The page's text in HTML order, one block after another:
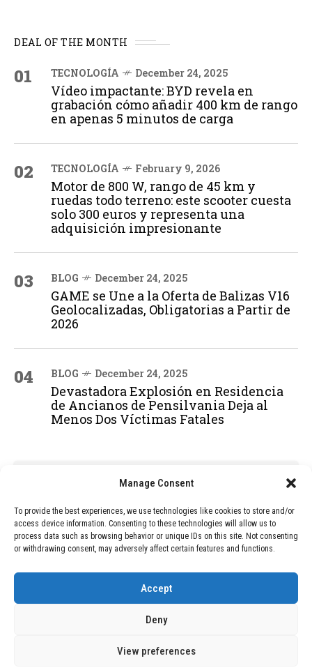
Manage Consent
To provide the best experiences, we use technologies like cookies to store and/or
access device information. Consenting to these technologies will allow us to
process data such as browsing behavior or unique IDs on this site. Not consenting
or withdrawing consent, may adversely affect certain features and functions.
Accept
Deny
View preferences
DEAL OF THE MONTH
01 TECNOLOGÍA December 24, 2025
Vídeo impactante: BYD revela en
grabación cómo añadir 400 km de rango
en apenas 5 minutos de carga
02 TECNOLOGÍA February 9, 2026
Motor de 800 W, rango de 45 km y
ruedas todo terreno: este scooter cuesta
solo 300 euros y representa una
adquisición impresionante
03 BLOG December 24, 2025
GAME se Une a la Oferta de Balizas V16
Geolocalizadas, Obligatorias a Partir de
2026
04 BLOG December 24, 2025
Devastadora Explosión en Residencia
de Ancianos de Pensilvania Deja al
Menos Dos Víctimas Fatales